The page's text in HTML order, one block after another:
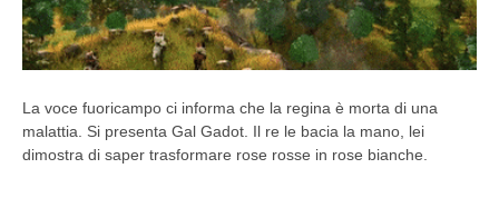
La voce fuoricampo ci informa che la regina è morta di una
malattia. Si presenta Gal Gadot. Il re le bacia la mano, lei
dimostra di saper trasformare rose rosse in rose bianche.